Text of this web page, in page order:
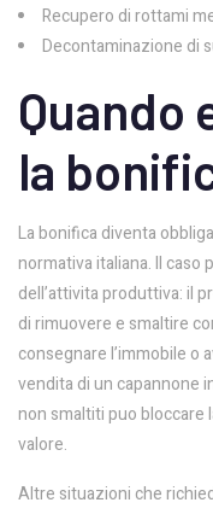
Recupero di rottami
Decontaminazione di
Quando
la
La bonifica diventa
normativa italiana. Il
dell’attivita produttiva: il
di rimuovere e smaltire
consegnare l’immobile o
vendita di un capannone
non smaltiti puo bloccare
valore.
Altre situazioni che